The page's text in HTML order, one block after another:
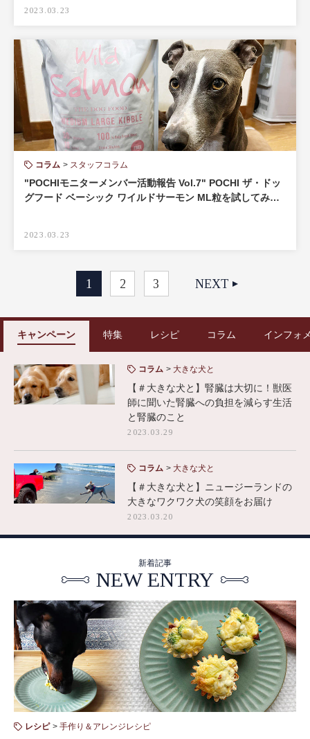
2023.03.23
コラム スタッフコラム
"POCHIモニターメンバー活動報告 Vol.7" POCHI ザ・ドッ
グフード ベーシック ワイルドサーモン ML粒を試してみ…
2023.03.23
1 2 3 NEXT
キャンペーン 特集 レシピ コラム インフォ
コラム 大きな犬と
【＃大きな犬と】腎臓は大切に！獣医
師に聞いた腎臓への負担を減らす生活
と腎臓のこと
2023.03.29
コラム 大きな犬と
【＃大きな犬と】ニュージーランドの
大きなワクワク犬の笑顔をお届け
2023.03.20
新着記事
NEW ENTRY
レシピ 手作り＆アレンジレシピ